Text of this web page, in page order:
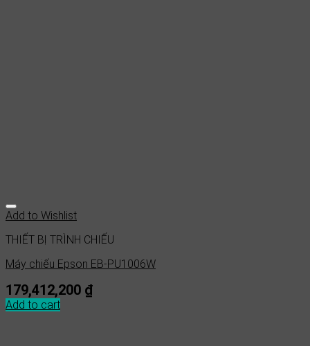
Add to Wishlist
THIẾT BỊ TRÌNH CHIẾU
Máy chiếu Epson EB-PU1006W
179,412,200 ₫
Add to cart